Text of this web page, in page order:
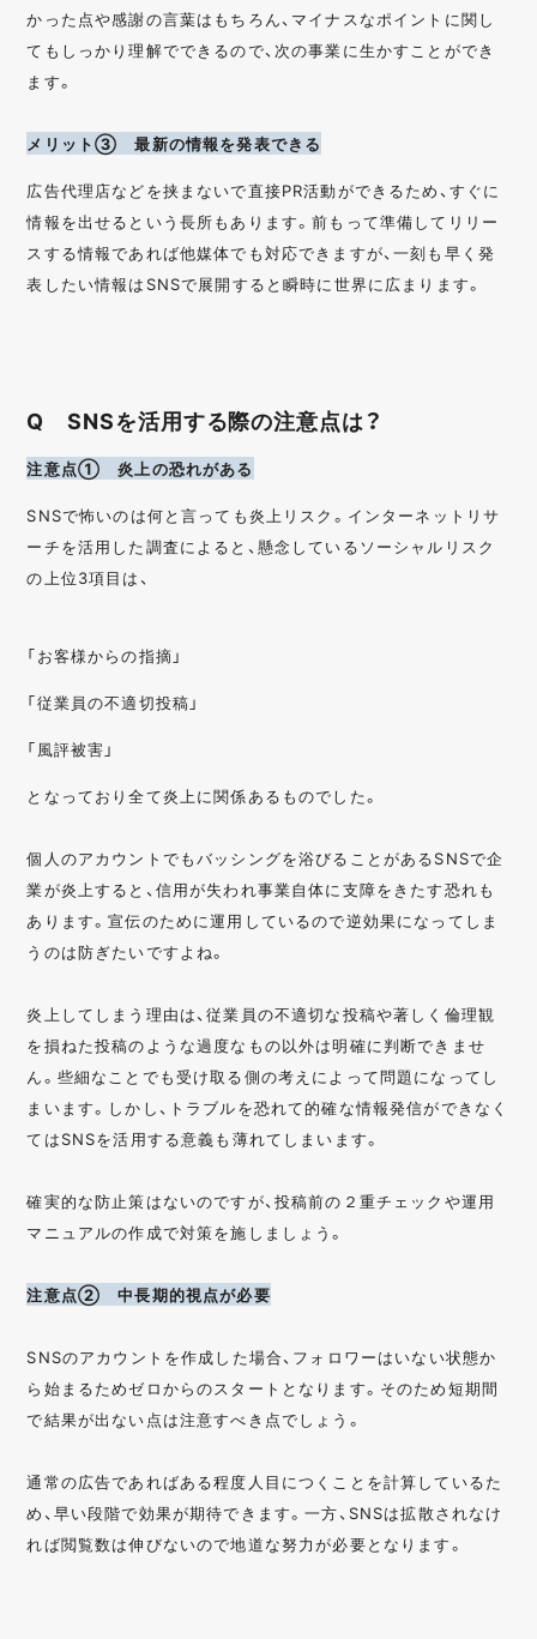
かった点や感謝の言葉はもちろん、マイナスなポイントに関し
てもしっかり理解でできるので、次の事業に生かすことができ
ます。
メリット③ 最新の情報を発表できる
広告代理店などを挟まないで直接PR活動ができるため、すぐに
情報を出せるという長所もあります。前もって準備してリリー
スする情報であれば他媒体でも対応できますが、一刻も早く発
表したい情報はSNSで展開すると瞬時に世界に広まります。
Q SNSを活用する際の注意点は？
注意点① 炎上の恐れがある
SNSで怖いのは何と言っても炎上リスク。インターネットリサ
ーチを活用した調査によると、懸念しているソーシャルリスク
の上位3項目は、
「お客様からの指摘」
「従業員の不適切投稿」
「風評被害」
となっており全て炎上に関係あるものでした。
個人のアカウントでもバッシングを浴びることがあるSNSで企
業が炎上すると、信用が失われ事業自体に支障をきたす恐れも
あります。宣伝のために運用しているので逆効果になってしま
うのは防ぎたいですよね。
炎上してしまう理由は、従業員の不適切な投稿や著しく倫理観
を損ねた投稿のような過度なもの以外は明確に判断できませ
ん。些細なことでも受け取る側の考えによって問題になってし
まいます。しかし、トラブルを恐れて的確な情報発信ができなく
てはSNSを活用する意義も薄れてしまいます。
確実的な防止策はないのですが、投稿前の２重チェックや運用
マニュアルの作成で対策を施しましょう。
注意点② 中長期的視点が必要
SNSのアカウントを作成した場合、フォロワーはいない状態か
ら始まるためゼロからのスタートとなります。そのため短期間
で結果が出ない点は注意すべき点でしょう。
通常の広告であればある程度人目につくことを計算しているた
め、早い段階で効果が期待できます。一方、SNSは拡散されなけ
れば閲覧数は伸びないので地道な努力が必要となります。